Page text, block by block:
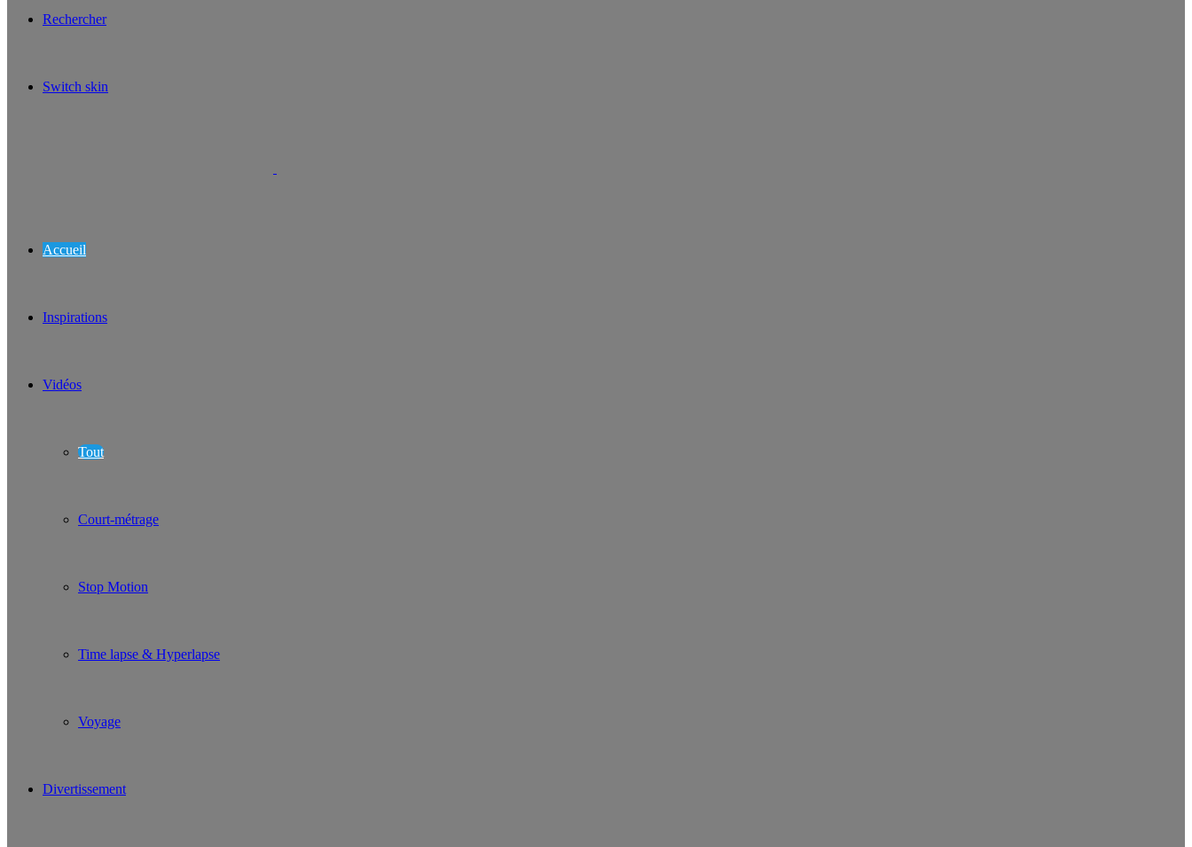
Rechercher
Switch skin
Accueil
Inspirations
Vidéos
Tout
Court-métrage
Stop Motion
Time lapse & Hyperlapse
Voyage
Divertissement